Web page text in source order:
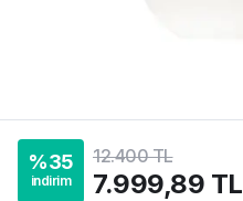
%35
indirim
12.400 TL
7.999,89 TL